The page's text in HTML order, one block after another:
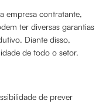
empresa contratante,
ter diversas garantias
Diante disso,
de todo o setor.
de prever